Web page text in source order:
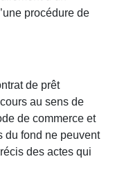
procédure de
de prêt
au sens de
de commerce et
du fond ne peuvent
des actes qui